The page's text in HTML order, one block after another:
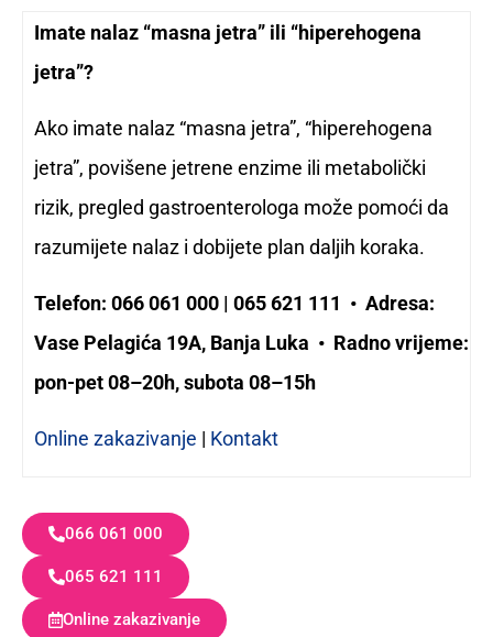
Imate nalaz “masna jetra” ili “hiperehogena
jetra”?
Ako imate nalaz “masna jetra”, “hiperehogena
jetra”, povišene jetrene enzime ili metabolički
rizik, pregled gastroenterologa može pomoći da
razumijete nalaz i dobijete plan daljih koraka.
Telefon: 066 061 000 | 065 621 111 • Adresa:
Vase Pelagića 19A, Banja Luka • Radno vrijeme:
pon-pet 08–20h, subota 08–15h
Online zakazivanje | Kontakt
066 061 000
065 621 111
Online zakazivanje